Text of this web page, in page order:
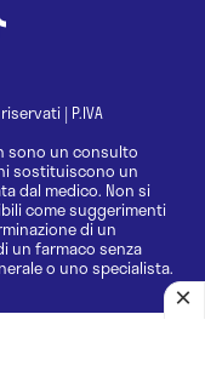
| P.IVA
sono un consulto
sostituiscono un
dal medico. Non si
come suggerimenti
di un
un farmaco senza
o uno specialista.